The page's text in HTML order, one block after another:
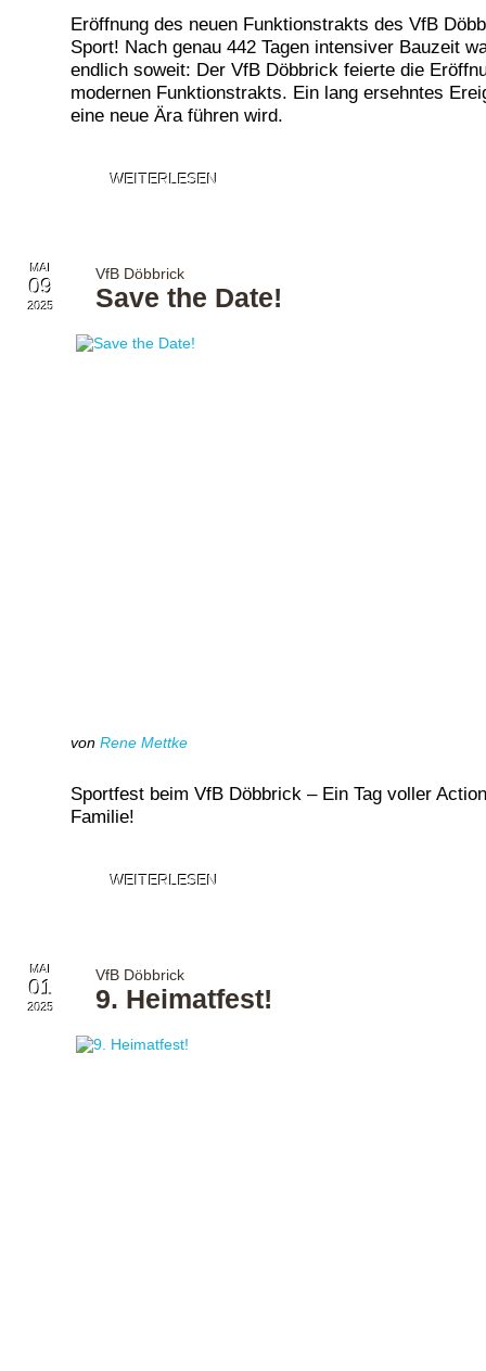
Eröffnung des neuen Funktionstrakts des VfB
Sport! Nach genau 442 Tagen intensiver Bauzeit
endlich soweit: Der VfB Döbbrick feierte die
modernen Funktionstrakts. Ein lang ersehntes
eine neue Ära führen wird.
WEITERLESEN
MAI
09
2025
VfB Döbbrick
Save the Date!
von Rene Mettke
Sportfest beim VfB Döbbrick – Ein Tag voller
Familie!
WEITERLESEN
MAI
01
2025
VfB Döbbrick
9. Heimatfest!